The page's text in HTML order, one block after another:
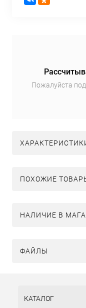
Пожалуйста
ПОХОЖИЕ
НАЛИЧИЕ В
ФАЙЛЫ
КАТАЛОГ